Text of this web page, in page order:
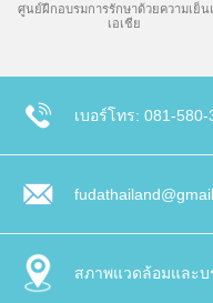
ศูนย์ฝึกอบรมการรักษาด้วยความเย็น
เอเชีย
เบอร์โทร: 081-580-
สภาพแวดล้อมและบ